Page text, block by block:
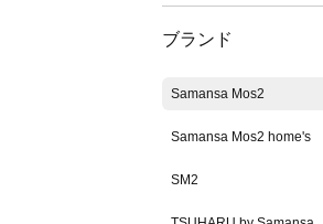
ブランド
Samansa Mos2
Samansa Mos2 home's
SM2